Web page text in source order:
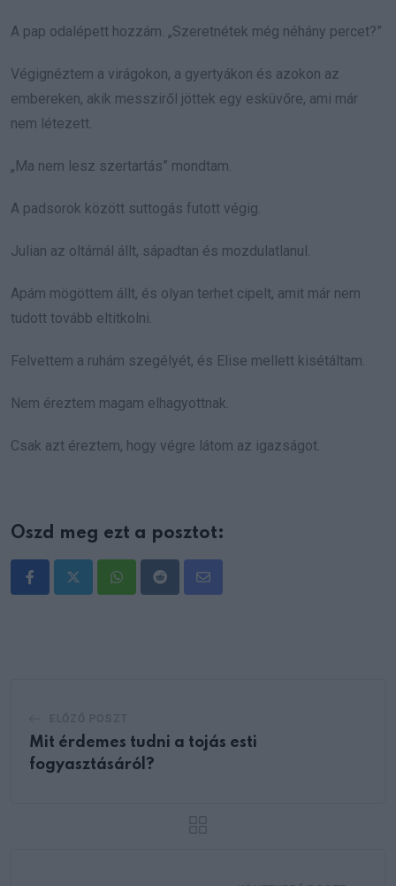
A pap odalépett hozzám. „Szeretnétek még néhány percet?”
Végignéztem a virágokon, a gyertyákon és azokon az
embereken, akik messziről jöttek egy esküvőre, ami már
nem létezett.
„Ma nem lesz szertartás” mondtam.
A padsorok között suttogás futott végig.
Julian az oltárnál állt, sápadtan és mozdulatlanul.
Apám mögöttem állt, és olyan terhet cipelt, amit már nem
tudott tovább eltitkolni.
Felvettem a ruhám szegélyét, és Elise mellett kisétáltam.
Nem éreztem magam elhagyottnak.
Csak azt éreztem, hogy végre látom az igazságot.
Oszd meg ezt a posztot:
WhatsappRedditShare
Mit érdemes tudni a tojás esti
fogyasztásáról?